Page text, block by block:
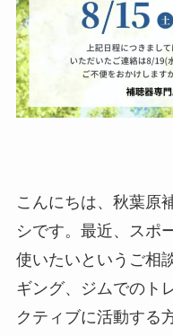
こんにちは、秋葉原
シです。最近、スポ
使いたいというご相
ギング、ジムでのト
クティブに活動する